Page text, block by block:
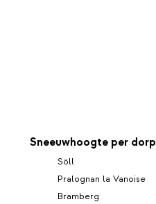
Sneeuwhoogte per dorp
Söll
Pralognan la Vanoise
Bramberg